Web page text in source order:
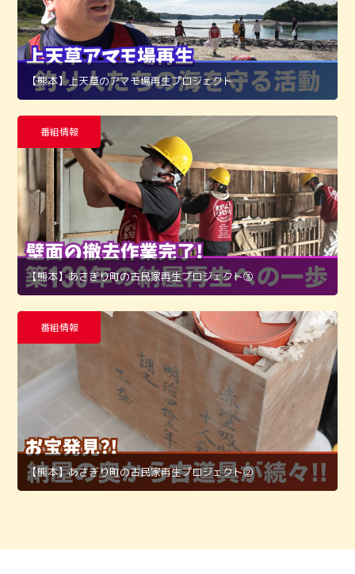
【熊本】上天草のアマモ場再生プロジェクト
番組情報
【熊本】あさぎり町の古民家再生プロジェクト➂
番組情報
【熊本】あさぎり町の古民家再生プロジェクト②